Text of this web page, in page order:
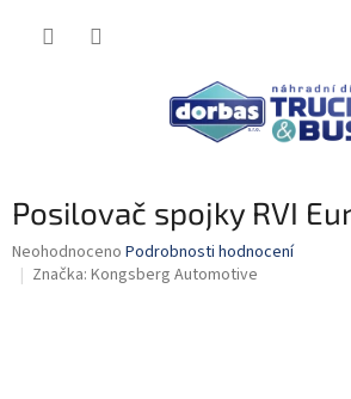
Posilovač spojky RVI
Průměrné
hodnocení
Neohodnoceno Podrobnosti hodnocení
Značka: Kongsberg Automotive